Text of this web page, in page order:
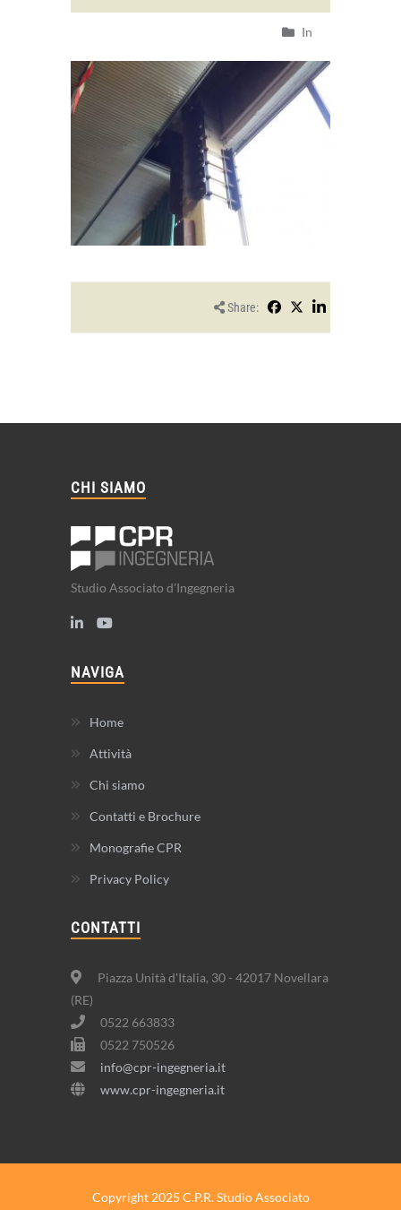
In
Share:
CHI SIAMO
Studio Associato d'Ingegneria
NAVIGA
Home
Attività
Chi siamo
Contatti e Brochure
Monografie CPR
Privacy Policy
CONTATTI
Piazza Unità d'Italia, 30 - 42017 Novellara
(RE)
0522 663833
0522 750526
info@cpr-ingegneria.it
www.cpr-ingegneria.it
Copyright 2025 C.P.R. Studio Associato